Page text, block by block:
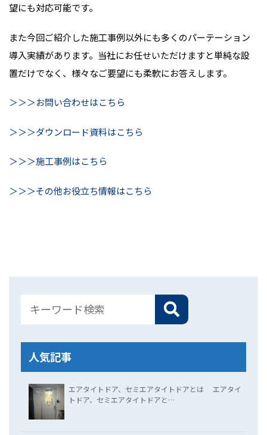
望にも対応可能です。
また今回ご紹介した施工事例以外にも多くのパーテーション
導入実績があります。当社にお任せいただけますと単純な設
置だけでなく、様々なご要望にも柔軟にお答えします。
＞＞＞お問い合わせはこちら
＞＞＞ダウンロード資料はこちら
＞＞＞施工事例はこちら
＞＞＞その他お役立ち情報はこちら
人気記事
エアタイトドア、セミエアタイトドアとは エアタイ
トドア、セミエアタイトドアと…